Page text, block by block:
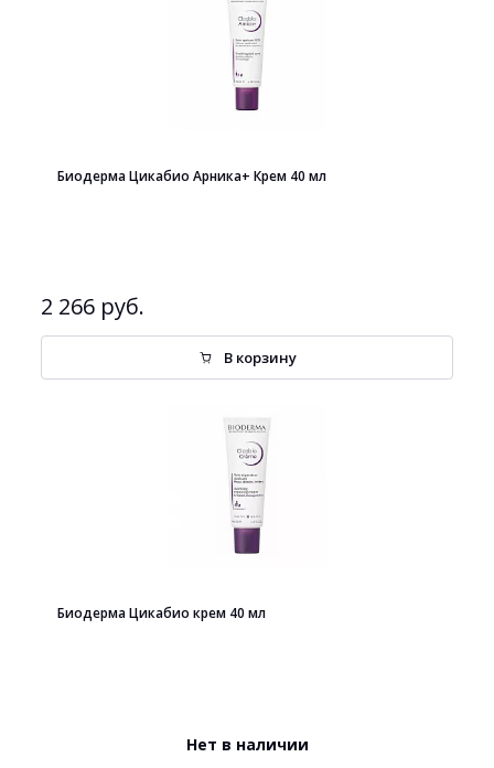
Биодерма Цикабио Арника+ Крем 40 мл
2 266 руб.
В корзину
Биодерма Цикабио крем 40 мл
Нет в наличии